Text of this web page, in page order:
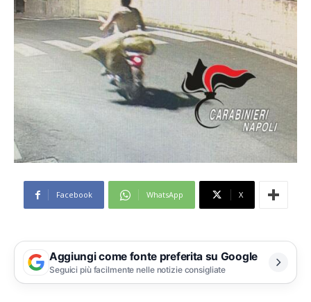
Facebook WhatsApp X
Aggiungi come fonte preferita su Google
Seguici più facilmente nelle notizie consigliate